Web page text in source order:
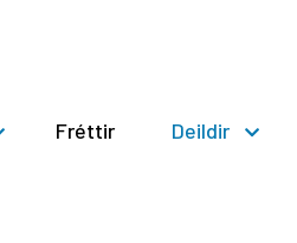
Fréttir Deildir